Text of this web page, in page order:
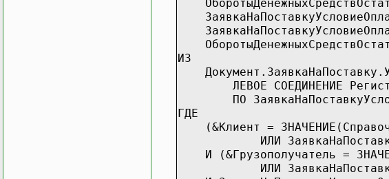
ИЗ
ЛЕВОЕ СОЕДИНЕНИЕ
ПО
ГДЕ
(&Клиент =
ИЛИ
И (&Грузополучатель =
ИЛИ